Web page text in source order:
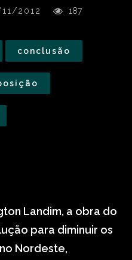
2012 187
conclusão
Landim, a obra do
para diminuir os
Nordeste,